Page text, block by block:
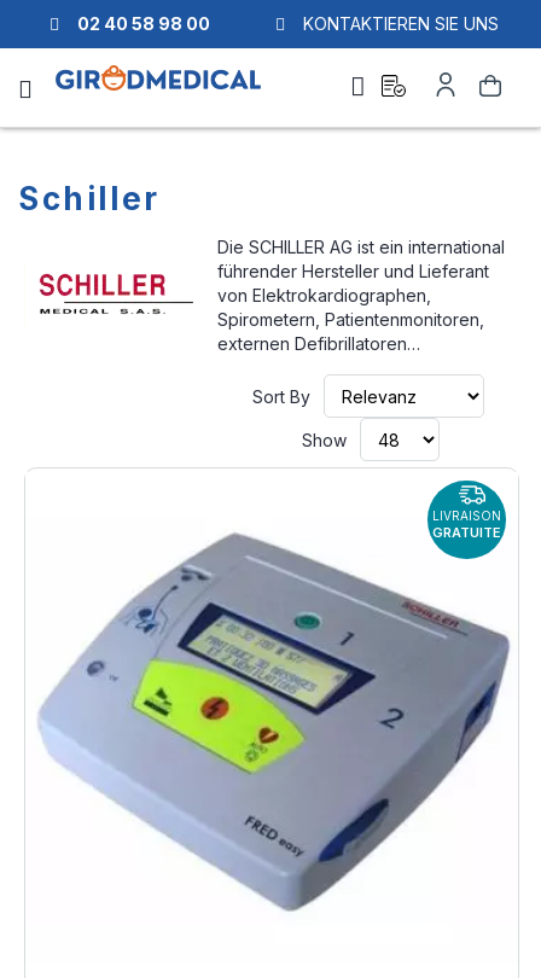
02 40 58 98 00 KONTAKTIEREN SIE UNS
Search
quote
Account
Schiller
Die SCHILLER AG ist ein international
führender Hersteller und Lieferant
von Elektrokardiographen,
Spirometern, Patientenmonitoren,
externen Defibrillatoren…
Sort By
Show
LIVRAISON
GRATUITE